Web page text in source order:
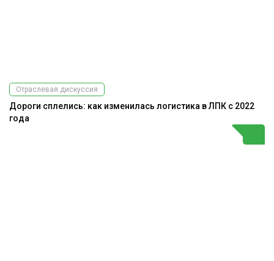
Отраслевая дискуссия
Дороги сплелись: как изменилась логистика в ЛПК с 2022
года